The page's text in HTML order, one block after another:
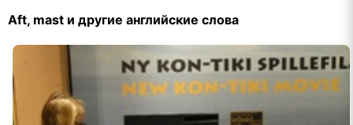
Aft, mast и другие английские слова